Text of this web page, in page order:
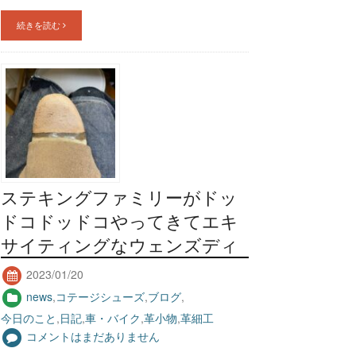
続きを読む
ステキングファミリーがドッ
ドコドッドコやってきてエキ
サイティングなウェンズディ
2023/01/20
news,コテージシューズ,ブログ,
今日のこと ,日記,車・バイク,革小物,革細工
コメントはまだありません